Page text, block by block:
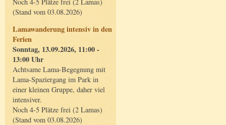
(Stand vom 03.08.2026)
Lamawanderung intensiv in den
Ferien
Sonntag, 13.09.2026, 11:00 -
13:00 Uhr
Achtsame Lama-Begegnung mit
Lama-Spaziergang im Park in
einer kleinen Gruppe, daher viel
intensiver.
Noch 4-5 Plätze frei (2 Lamas)
(Stand vom 03.08.2026)